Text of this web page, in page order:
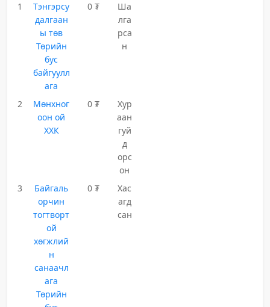
1
Тэнгэрсу
далгаан
ы төв
Төрийн
бус
байгуулл
ага
0 ₮
Ша
лга
рса
н
2
Мөнхног
оон ой
ХХК
0 ₮
Хур
аан
гуй
д
орс
он
3
Байгаль
орчин
тогтворт
ой
хөгжлий
н
санаачл
ага
Төрийн
0 ₮
Хас
агд
сан